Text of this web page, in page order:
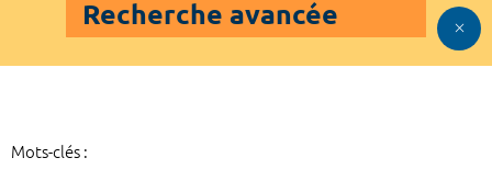
Recherche avancée
Mots-clés :